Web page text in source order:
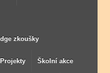
zkoušky
Projekty Školní akce